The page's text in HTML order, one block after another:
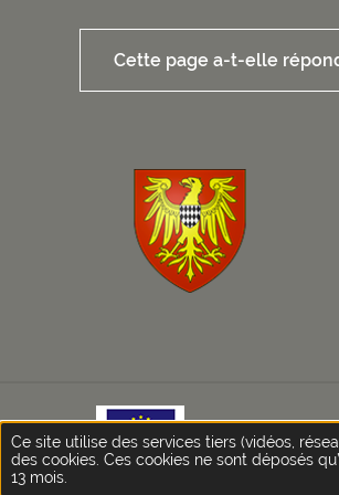
Cette page a-t-elle
Ce site
Ce site utilise des services tiers (vidéos,
des cookies. Ces cookies ne sont déposés
13 mois.